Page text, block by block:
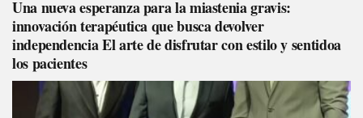
Una nueva esperanza para la miastenia gravis:
innovación terapéutica que busca devolver
independencia El arte de disfrutar con estilo y sentidoa
los pacientes